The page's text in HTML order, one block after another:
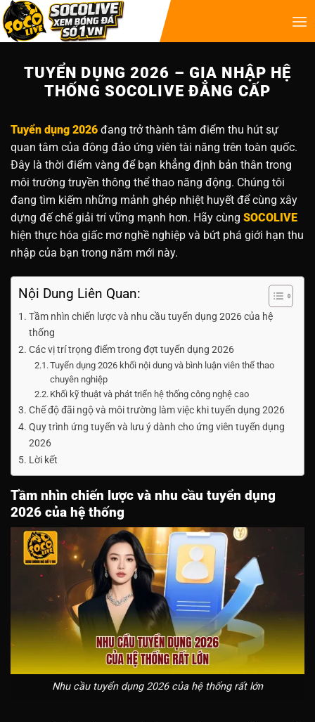
TUYỂN DỤNG 2026 – GIA NHẬP HỆ
THỐNG SOCOLIVE ĐẲNG CẤP
Tuyển dụng 2026 đang trở thành tâm điểm thu hút sự
quan tâm của đông đảo ứng viên tài năng trên toàn quốc.
Đây là thời điểm vàng để bạn khẳng định bản thân trong
môi trường truyền thông thể thao năng động. Chúng tôi
đang tìm kiếm những mảnh ghép nhiệt huyết để cùng xây
dựng đế chế giải trí vững mạnh hơn. Hãy cùng SOCOLIVE
hiện thực hóa giấc mơ nghề nghiệp và bứt phá giới hạn thu
nhập của bạn trong năm mới này.
Nội Dung Liên Quan:
Tầm nhìn chiến lược và nhu cầu tuyển dụng 2026 của hệ
thống
Các vị trí trọng điểm trong đợt tuyển dụng 2026
Tuyển dụng 2026 khối nội dung và bình luận viên thể thao
chuyên nghiệp
Khối kỹ thuật và phát triển hệ thống công nghệ cao
Chế độ đãi ngộ và môi trường làm việc khi tuyển dụng 2026
Quy trình ứng tuyển và lưu ý dành cho ứng viên tuyển dụng
2026
Lời kết
Tầm nhìn chiến lược và nhu cầu tuyển dụng
2026 của hệ thống
Nhu cầu tuyển dụng 2026 của hệ thống rất lớn